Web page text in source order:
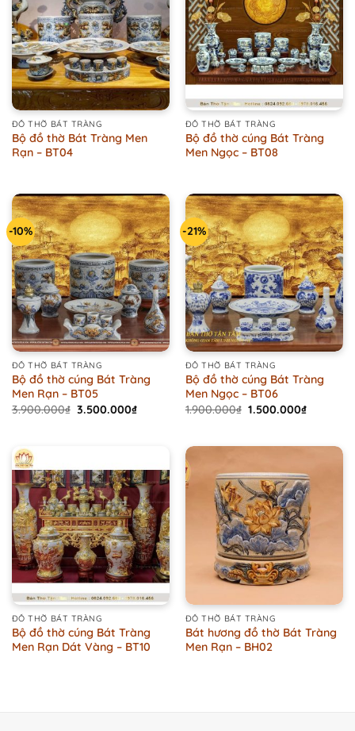
ĐỒ THỜ BÁT TRÀNG
Bộ đồ thờ Bát Tràng Men
Rạn – BT04
ĐỒ THỜ BÁT TRÀNG
Bộ đồ thờ cúng Bát Tràng
Men Ngọc – BT08
-10%
ĐỒ THỜ BÁT TRÀNG
Bộ đồ thờ cúng Bát Tràng
Men Rạn – BT05
3.900.000₫ Original
3.500.000₫Current
-21%
ĐỒ THỜ BÁT TRÀNG
Bộ đồ thờ cúng Bát Tràng
Men Ngọc – BT06
1.900.000₫ Original
1.500.000₫Current
ĐỒ THỜ BÁT TRÀNG
Bộ đồ thờ cúng Bát Tràng
Men Rạn Dát Vàng – BT10
ĐỒ THỜ BÁT TRÀNG
Bát hương đồ thờ Bát Tràng
Men Rạn – BH02